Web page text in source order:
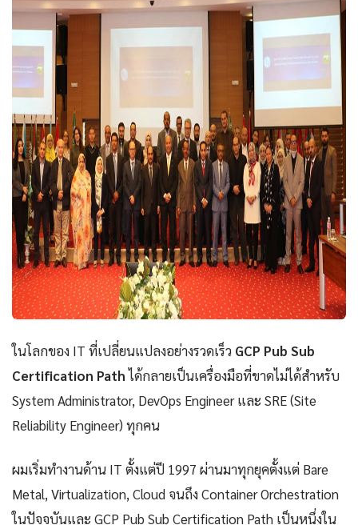
ในโลกของ IT ที่เปลี่ยนแปลงอย่างรวดเร็ว GCP Pub Sub
Certification Pathได้กลายเป็นเครื่องมือที่ขาดไม่ได้สำหรับ
System Administrator, DevOps Engineer และ SRE (Site
Reliability Engineer) ทุกคน
ผมเริ่มทำงานด้าน IT ตั้งแต่ปี 1997 ผ่านมาทุกยุคตั้งแต่ Bare
Metal, Virtualization, Cloud จนถึง Container Orchestration
ในปัจจุบันและ GCP Pub Sub Certification Path เป็นหนึ่งใน